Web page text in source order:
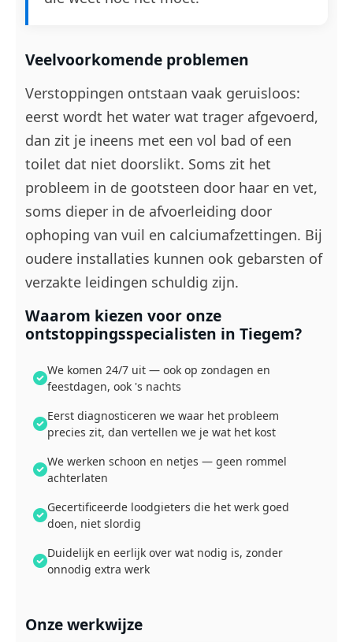
Veelvoorkomende problemen
Verstoppingen ontstaan vaak geruisloos:
eerst wordt het water wat trager afgevoerd,
dan zit je ineens met een vol bad of een
toilet dat niet doorslikt. Soms zit het
probleem in de gootsteen door haar en vet,
soms dieper in de afvoerleiding door
ophoping van vuil en calciumafzettingen. Bij
oudere installaties kunnen ook gebarsten of
verzakte leidingen schuldig zijn.
Waarom kiezen voor onze
ontstoppingsspecialisten in Tiegem?
We komen 24/7 uit — ook op zondagen en
feestdagen, ook 's nachts
Eerst diagnosticeren we waar het probleem
precies zit, dan vertellen we je wat het kost
We werken schoon en netjes — geen rommel
achterlaten
Gecertificeerde loodgieters die het werk goed
doen, niet slordig
Duidelijk en eerlijk over wat nodig is, zonder
onnodig extra werk
Onze werkwijze